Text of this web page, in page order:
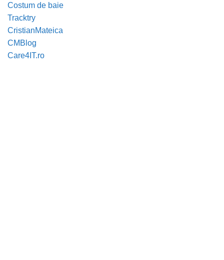
Costum de baie
Tracktry
CristianMateica
CMBlog
Care4IT.ro